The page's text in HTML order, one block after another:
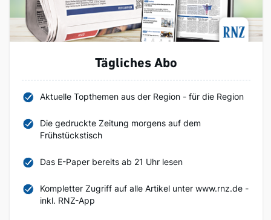
Tägliches Abo
Aktuelle Topthemen aus der Region - für die Region
Die gedruckte Zeitung morgens auf dem
Frühstückstisch
Das E-Paper bereits ab 21 Uhr lesen
Kompletter Zugriff auf alle Artikel unter www.rnz.de -
inkl. RNZ-App